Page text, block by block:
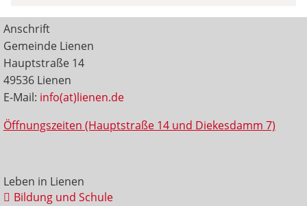
Anschrift
Gemeinde Lienen
Hauptstraße 14
49536 Lienen
E-Mail: info(at)lienen.de
Öffnungszeiten (Hauptstraße 14 und Diekesdamm 7)
Leben in Lienen
Bildung und Schule